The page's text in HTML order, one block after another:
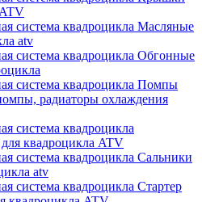
Масляные
atv
Обгонные
Помпы
радиаторы охлаждения
квадроцикла ATV
Сальники
atv
Стартер